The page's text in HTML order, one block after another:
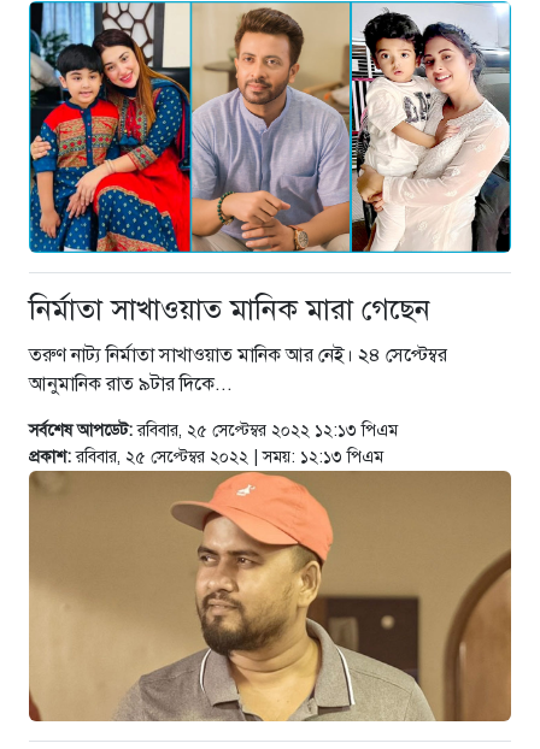
নির্মাতা সাখাওয়াত মানিক মারা গেছেন
তরুণ নাট্য নির্মাতা সাখাওয়াত মানিক আর নেই। ২৪ সেপ্টেম্বর
আনুমানিক রাত ৯টার দিকে...
সর্বশেষ আপডেট:রবিবার, ২৫ সেপ্টেম্বর ২০২২ ১২:১৩ পিএম
প্রকাশ:রবিবার, ২৫ সেপ্টেম্বর ২০২২ | সময়: ১২:১৩ পিএম